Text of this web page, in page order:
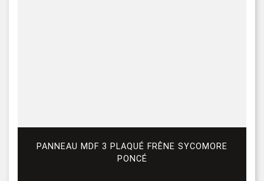
PANNEAU MDF 3 PLAQUÉ FRÊNE SYCOMORE
PONCÉ